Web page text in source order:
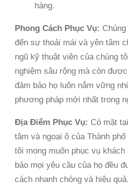
hàng.
Phong Cách Phục Vụ:
đến sự thoải mái và yên tâm
ngũ kỹ thuật viên của chúng
nghiệm sâu rộng mà còn
đảm bảo họ luôn nắm vững
phương pháp mới nhất trong
Địa Điểm Phục Vụ: Có mặt
tâm và ngoại ô của Thành
tôi mong muốn phục vụ
bảo mọi yêu cầu của họ đều
cách nhanh chóng và hiệu quả.